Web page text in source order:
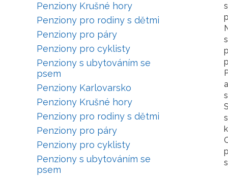
Penziony Krušné hory
Penziony pro rodiny s dětmi
Penziony pro páry
Penziony pro cyklisty
Penziony s ubytováním se
psem
Penziony Karlovarsko
Penziony Krušné hory
Penziony pro rodiny s dětmi
Penziony pro páry
Penziony pro cyklisty
Penziony s ubytováním se
psem